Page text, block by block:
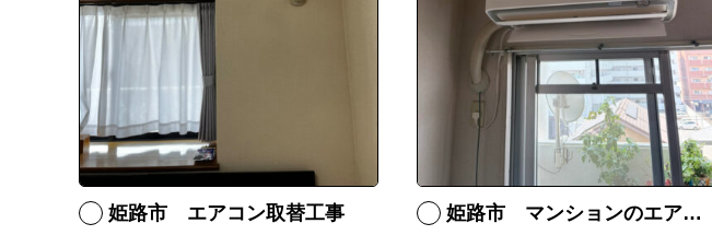
姫路市 エアコン取替工事 姫路市 マンションのエアコンをダイキンRXへ交換